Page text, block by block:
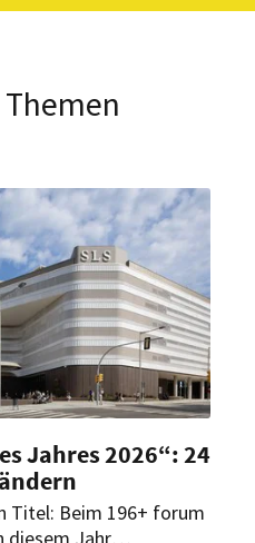
Jahres 2026“: 24
Titel: Beim 196+ forum